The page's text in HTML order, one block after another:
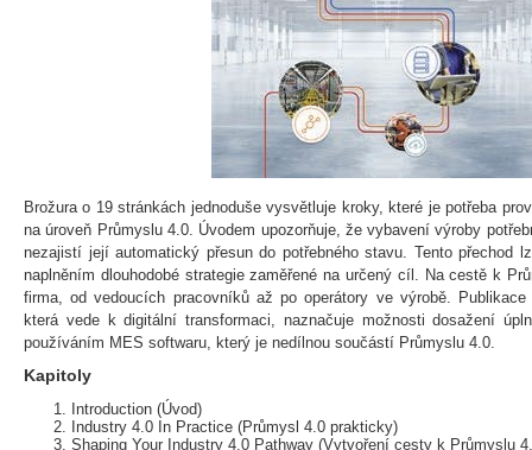
Brožura o 19 stránkách jednoduše vysvětluje kroky, které je potřeba
na úroveň Průmyslu 4.0. Úvodem upozorňuje, že vybavení výroby
nezajistí její automatický přesun do potřebného stavu. Tento přechod
naplněním dlouhodobé strategie zaměřené na určený cíl. Na cestě k
firma, od vedoucích pracovníků až po operátory ve výrobě.
která vede k digitální transformaci, naznačuje možnosti dosažení
používáním MES softwaru, který je nedílnou součástí Průmyslu 4.0.
Kapitoly
Introduction (Úvod)
Industry 4.0 In Practice (Průmysl 4.0 prakticky)
Shaping Your Industry 4.0 Pathway (Vytvoření cesty k Průmyslu